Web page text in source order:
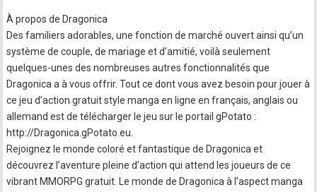
À propos de Dragonica
Des familiers adorables, une fonction de marché ouvert ainsi qu’un
système de couple, de mariage et d’amitié, voilà seulement
quelques-unes des nombreuses autres fonctionnalités que
Dragonica a à vous offrir. Tout ce dont vous avez besoin pour jouer à
ce jeu d’action gratuit style manga en ligne en français, anglais ou
allemand est de télécharger le jeu sur le portail gPotato :
http://Dragonica.gPotato.eu.
Rejoignez le monde coloré et fantastique de Dragonica et
découvrez l’aventure pleine d’action qui attend les joueurs de ce
vibrant MMORPG gratuit. Le monde de Dragonica à l’aspect manga